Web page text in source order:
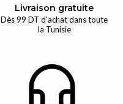
Livraison gratuite
Dès 99 DT d'achat dans toute
la Tunisie